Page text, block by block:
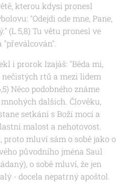
kterou kdysi pronesl
"Odejdi ode mne, Pane,
(L 5,8) Tu větu pronesl ve
i prorok Izajáš: "Běda mi,
rtů a mezi lidem
Něco podobného známe
mnohých dalších. Člověku,
setkání s Boží mocí a
malost a nehotovost.
, proto mluví sám o sobě jako o
původního jména Saul
o sobě mluví, že jen
- docela nepatrný apoštol.